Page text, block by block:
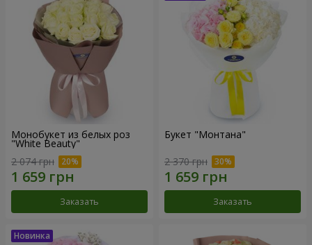
Монобукет из белых роз
"White Beauty"
2 074 грн
Заказать
Букет "Монтана"
2 370 грн
Заказать